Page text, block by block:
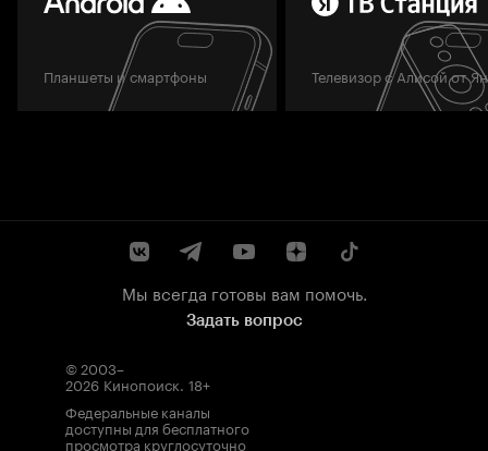
Планшеты и смартфоны Телевизор с Алисой от
Мы всегда готовы вам помочь.
Задать вопрос
© 2003–
2026 Кинопоиск. 18+
Федеральные каналы
доступны для бесплатного
просмотра круглосуточно